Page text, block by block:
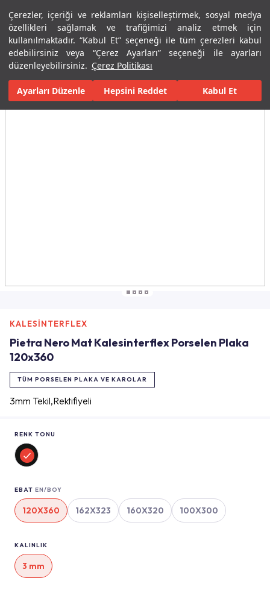
Çerezler, içeriği ve reklamları kişiselleştirmek, sosyal medya
özellikleri sağlamak ve trafiğimizi analiz etmek için
kullanılmaktadır. “Kabul Et” seçeneği ile tüm çerezleri kabul
edebilirsiniz veya “Çerez Ayarları” seçeneği ile ayarları
düzenleyebilirsiniz. Çerez Politikası
Ayarları Düzenle Hepsini Reddet Kabul Et
Menü Menü
Ana Sayfa Karolar Porselen Plaka ve Karolar Tüm Porselen
Tüm Görseller(3)
KALESİNTERFLEX
Pietra Nero Mat Kalesinterflex Porselen Plaka
120x360
TÜM PORSELEN PLAKA VE KAROLAR
3mm Tekil,Rektifiyeli
RENK TONU
EBAT EN/BOY
120X360 162X323 160X320 100X300
KALINLIK
3 mm